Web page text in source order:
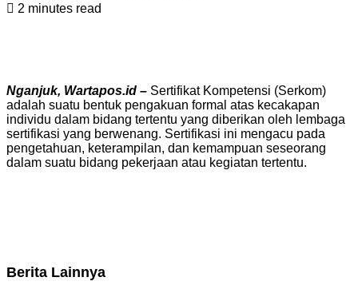
2 minutes read
Nganjuk, Wartapos.id – Sertifikat Kompetensi (Serkom)
adalah suatu bentuk pengakuan formal atas kecakapan
individu dalam bidang tertentu yang diberikan oleh lembaga
sertifikasi yang berwenang. Sertifikasi ini mengacu pada
pengetahuan, keterampilan, dan kemampuan seseorang
dalam suatu bidang pekerjaan atau kegiatan tertentu.
Berita Lainnya